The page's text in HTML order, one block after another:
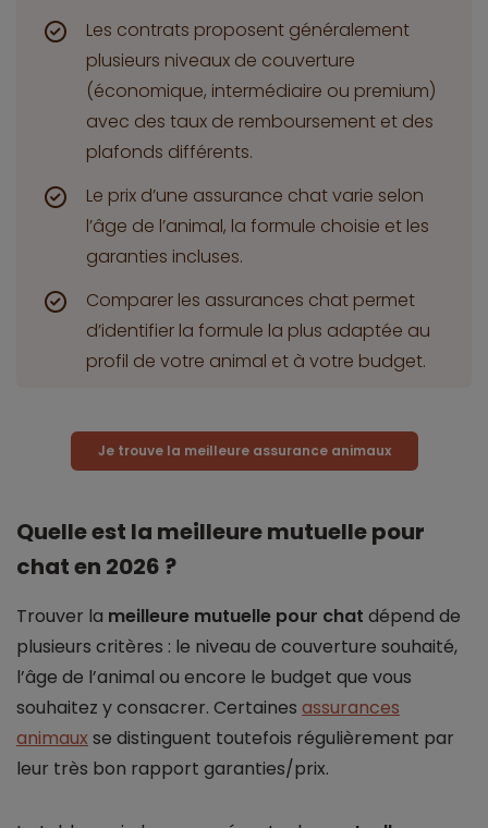
Les contrats proposent généralement
plusieurs niveaux de couverture
(économique, intermédiaire ou premium)
avec des taux de remboursement et des
plafonds différents.
Le prix d’une assurance chat varie selon
l’âge de l’animal, la formule choisie et les
garanties incluses.
Comparer les assurances chat permet
d’identifier la formule la plus adaptée au
profil de votre animal et à votre budget.
Je trouve la meilleure assurance animaux
Quelle est la meilleure mutuelle pour
chat en 2026 ?
Trouver la meilleure mutuelle pour chat dépend de
plusieurs critères : le niveau de couverture souhaité,
l’âge de l’animal ou encore le budget que vous
souhaitez y consacrer. Certaines assurances
animaux se distinguent toutefois régulièrement par
leur très bon rapport garanties/prix.